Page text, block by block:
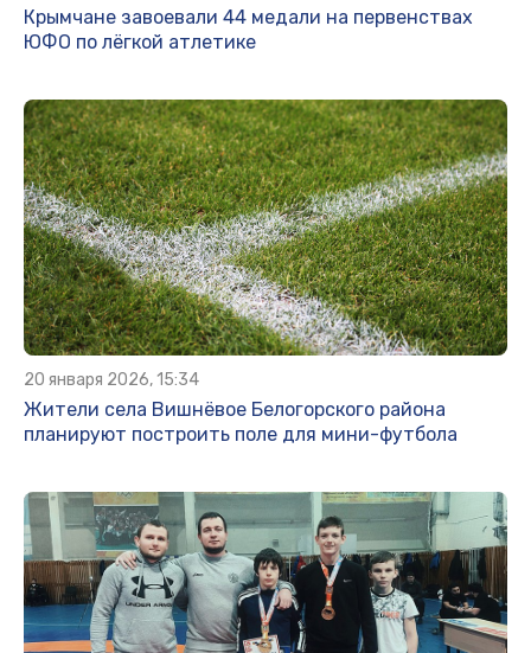
Крымчане завоевали 44 медали на первенствах
ЮФО по лёгкой атлетике
20 января 2026, 15:34
Жители села Вишнёвое Белогорского района
планируют построить поле для мини-футбола